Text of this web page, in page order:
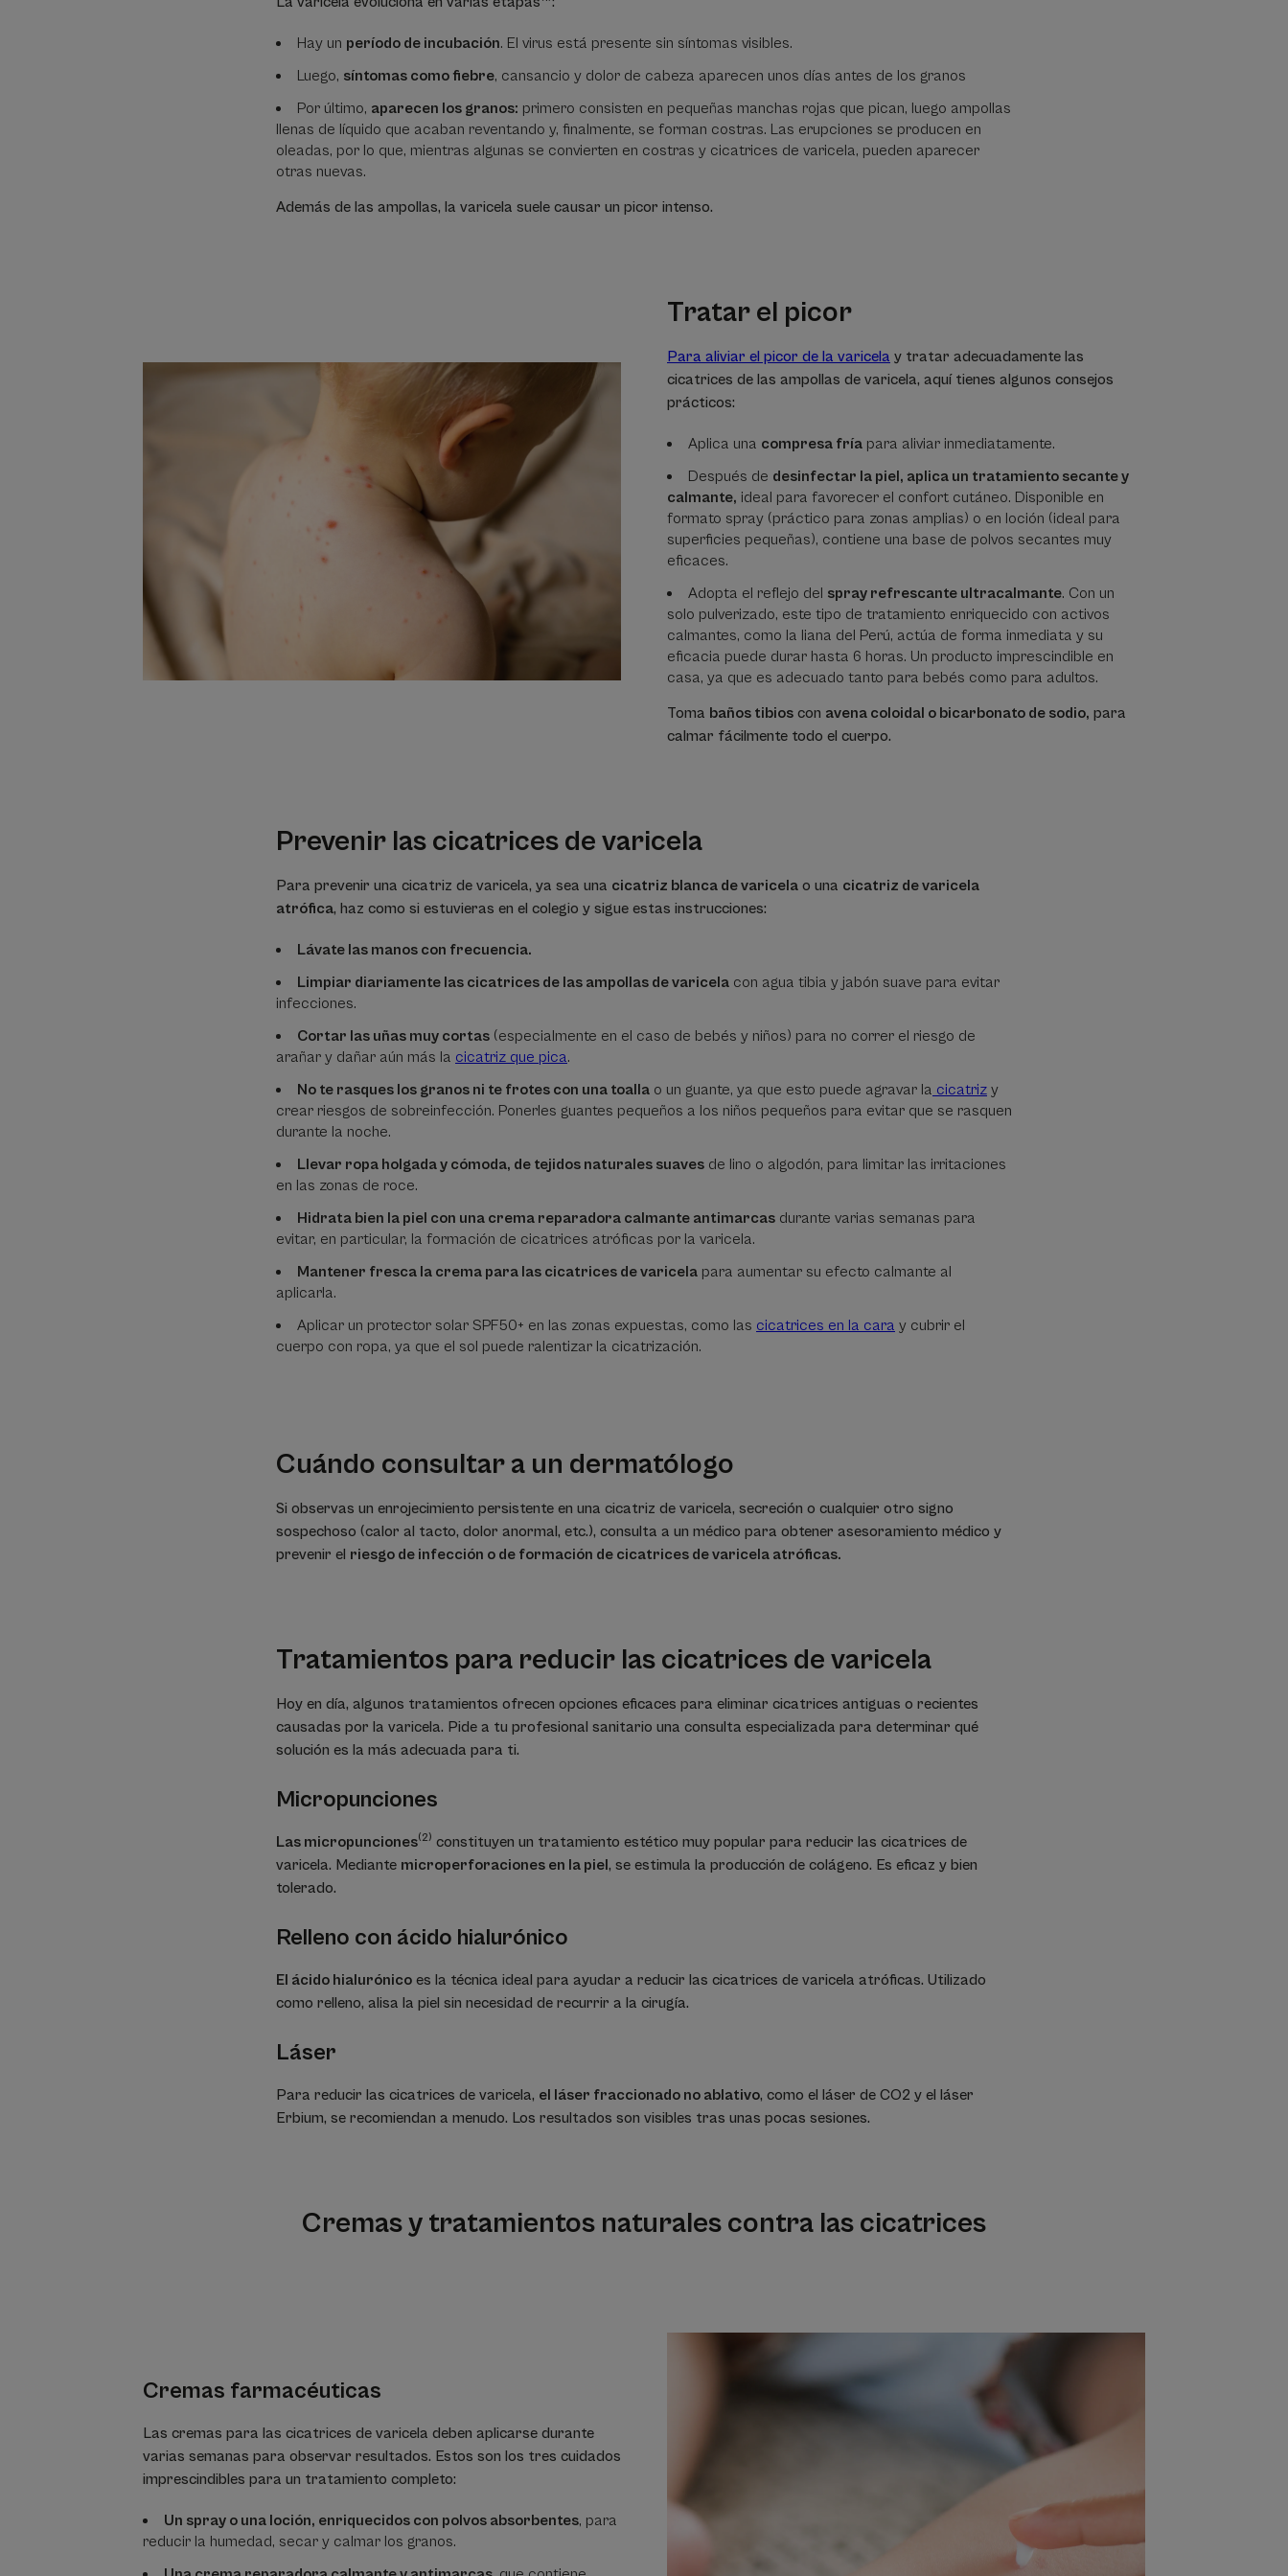
Hay un período de incubación. El virus está presente sin síntomas visibles.
Luego, síntomas como fiebre, cansancio y dolor de cabeza aparecen unos días antes de los granos
Por último, aparecen los granos: primero consisten en pequeñas manchas rojas que pican, luego ampollas
llenas de líquido que acaban reventando y, finalmente, se forman costras. Las erupciones se producen en
oleadas, por lo que, mientras algunas se convierten en costras y cicatrices de varicela, pueden aparecer
otras nuevas.
Además de las ampollas, la varicela suele causar un picor intenso.
Tratar el picor
Para aliviar el picor de la varicela y tratar adecuadamente las
cicatrices de las ampollas de varicela, aquí tienes algunos consejos
prácticos:
Aplica una compresa fría para aliviar inmediatamente.
Después de desinfectar la piel, aplica un tratamiento secante y
calmante, ideal para favorecer el confort cutáneo. Disponible en
formato spray (práctico para zonas amplias) o en loción (ideal para
superficies pequeñas), contiene una base de polvos secantes muy
eficaces.
Adopta el reflejo del spray refrescante ultracalmante. Con un
solo pulverizado, este tipo de tratamiento enriquecido con activos
calmantes, como la liana del Perú, actúa de forma inmediata y su
eficacia puede durar hasta 6 horas. Un producto imprescindible en
casa, ya que es adecuado tanto para bebés como para adultos.
Toma baños tibios con avena coloidal o bicarbonato de sodio, para
calmar fácilmente todo el cuerpo.
Prevenir las cicatrices de varicela
Para prevenir una cicatriz de varicela, ya sea una cicatriz blanca de varicela o una cicatriz de varicela
atrófica, haz como si estuvieras en el colegio y sigue estas instrucciones:
Lávate las manos con frecuencia.
Limpiar diariamente las cicatrices de las ampollas de varicela con agua tibia y jabón suave para evitar
infecciones.
Cortar las uñas muy cortas (especialmente en el caso de bebés y niños) para no correr el riesgo de
arañar y dañar aún más la cicatriz que pica.
No te rasques los granos ni te frotes con una toalla o un guante, ya que esto puede agravar la cicatriz y
crear riesgos de sobreinfección. Ponerles guantes pequeños a los niños pequeños para evitar que se rasquen
durante la noche.
Llevar ropa holgada y cómoda, de tejidos naturales suaves de lino o algodón, para limitar las irritaciones
en las zonas de roce.
Hidrata bien la piel con una crema reparadora calmante antimarcas durante varias semanas para
evitar, en particular, la formación de cicatrices atróficas por la varicela.
Mantener fresca la crema para las cicatrices de varicela para aumentar su efecto calmante al
aplicarla.
Aplicar un protector solar SPF50+ en las zonas expuestas, como las cicatrices en la cara y cubrir el
cuerpo con ropa, ya que el sol puede ralentizar la cicatrización.
Cuándo consultar a un dermatólogo
Si observas un enrojecimiento persistente en una cicatriz de varicela, secreción o cualquier otro signo
sospechoso (calor al tacto, dolor anormal, etc.), consulta a un médico para obtener asesoramiento médico y
prevenir el riesgo de infección o de formación de cicatrices de varicela atróficas.
Tratamientos para reducir las cicatrices de varicela
Hoy en día, algunos tratamientos ofrecen opciones eficaces para eliminar cicatrices antiguas o recientes
causadas por la varicela. Pide a tu profesional sanitario una consulta especializada para determinar qué
solución es la más adecuada para ti.
Micropunciones
Las micropunciones(2) constituyen un tratamiento estético muy popular para reducir las cicatrices de
varicela. Mediante microperforaciones en la piel, se estimula la producción de colágeno. Es eficaz y bien
tolerado.
Relleno con ácido hialurónico
El ácido hialurónico es la técnica ideal para ayudar a reducir las cicatrices de varicela atróficas. Utilizado
como relleno, alisa la piel sin necesidad de recurrir a la cirugía.
Láser
Para reducir las cicatrices de varicela, el láser fraccionado no ablativo, como el láser de CO2 y el láser
Erbium, se recomiendan a menudo. Los resultados son visibles tras unas pocas sesiones.
Cremas y tratamientos naturales contra las cicatrices
Cremas farmacéuticas
Las cremas para las cicatrices de varicela deben aplicarse durante
varias semanas para observar resultados. Estos son los tres cuidados
imprescindibles para un tratamiento completo:
Un spray o una loción, enriquecidos con polvos absorbentes, para
reducir la humedad, secar y calmar los granos.